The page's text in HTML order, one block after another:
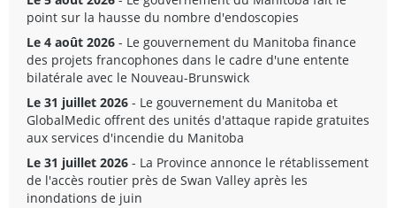
point sur la hausse du nombre d'endoscopies
Le 4 août 2026 - Le gouvernement du Manitoba finance
des projets francophones dans le cadre d'une entente
bilatérale avec le Nouveau-Brunswick
Le 31 juillet 2026 - Le gouvernement du Manitoba et
GlobalMedic offrent des unités d'attaque rapide gratuites
aux services d'incendie du Manitoba
Le 31 juillet 2026 - La Province annonce le rétablissement
de l'accès routier près de Swan Valley après les
inondations de juin